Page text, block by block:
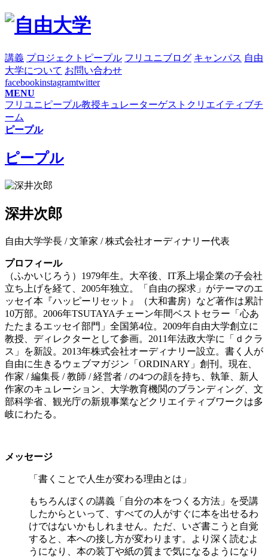
講義 プロジェクト ピープル フリユニブログ キャンパス 自由
大学について お問い合わせ
facebookinstagramtwitter
MENU
フリユニピープル教授キュレーターゲスト クリエイティブチ
ーム
ピープル
ピープル
深井次郎
自由大学学長 / 文筆家 / 株式会社オーディナリー代表
プロフィール
（ふかいじろう）1979年生。大卒後、IT系上場企業の子会社
立ち上げを経て、2005年独立。「自由の探求」がテーマのエ
ッセイ本『ハッピーリセット』（大和書房）など著作は累計
10万部。2006年TSUTAYAチェーン年間ベストセラー「心あ
たたまるエッセイ部門」全国第4位。2009年自由大学創立に
教授、ディレクターとして参画。2011年法政大学に「ｄクラ
ス」を新設。2013年株式会社オーディナリー設立。書く人が
自由に生きるウェブマガジン「ORDINARY」創刊。現在、
作家 / 編集長 / 教師 / 経営者 / の4つの顔を持ち、執筆、新人
作家のキュレーション、大学教育機関のブランディング、文
部科学省、観光庁の新規事業などクリエイティブワークは多
岐にわたる。
メッセージ
「書くことで人生が変わる理由とは」
もちろんぼくの講義「自分の本をつくる方法」を受講
したからといって、すべての人がすぐに本を出せるわ
けではないかもしれません。ただ、いざ書こうと自覚
すると、本への接し方が変わります。より深く読むよ
うになり、本の装丁や紙の質まで気になるようになり